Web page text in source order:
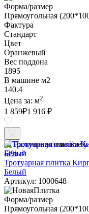
Форма/размер
Прямоугольная
Фактура
Стандарт
Цвет
Оранжевый
Вес поддона
1895
В машине м2
140.4
Цена за: м2
1 859₽1 916 ₽
Наличие уточняйте
-3%
Тротуарная плитка
Белый
Артикул: 1000648
Форма/размер
Прямоугольная